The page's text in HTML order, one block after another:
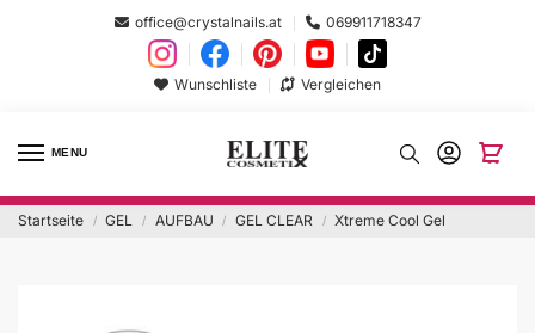
office@crystalnails.at 069911718347
Wunschliste Vergleichen
MENU
Startseite / GEL / AUFBAU / GEL CLEAR / Xtreme Cool Gel